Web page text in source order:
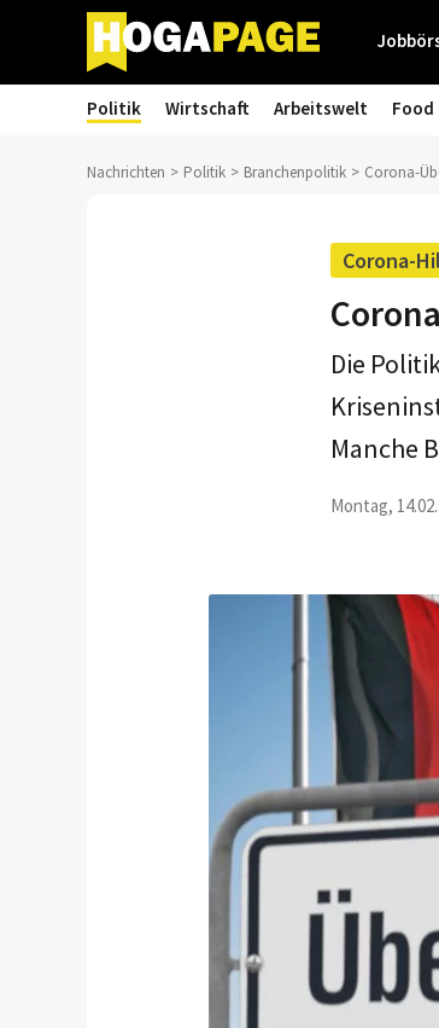
Politik Wirtschaft Arbeitswelt Food
Nachrichten Politik Branchenpolitik Corona-
Corona-
Die
Manche
Montag,